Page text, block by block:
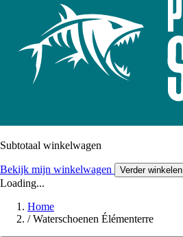
Subtotaal winkelwagen
Bekijk mijn winkelwagen Verder winkelen
Loading...
Home
/ Waterschoenen Élémenterre